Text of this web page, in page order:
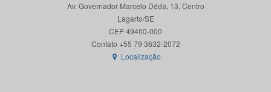
Av. Governador Marcelo Déda, 13, Centro
Lagarto/SE
CEP 49400-000
Localização